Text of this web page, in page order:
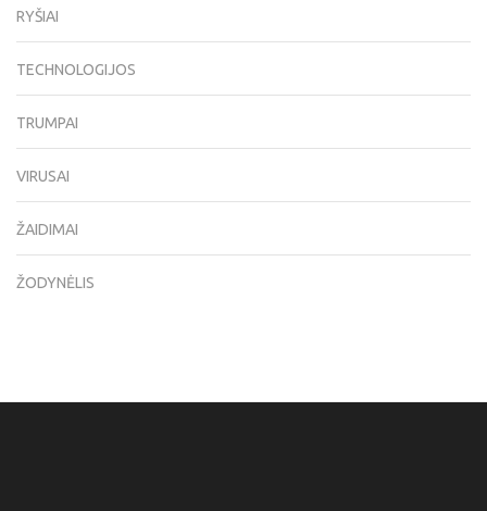
RYŠIAI
TECHNOLOGIJOS
TRUMPAI
VIRUSAI
ŽAIDIMAI
ŽODYNĖLIS